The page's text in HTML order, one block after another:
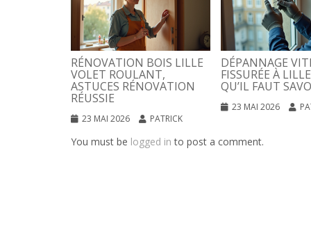
RÉNOVATION BOIS LILLE
VOLET ROULANT,
ASTUCES RÉNOVATION
RÉUSSIE
23 MAI 2026 PATRICK
DÉPANNAGE
FISSURÉE À
QU’IL FAUT
23 MAI 2026
You must be logged in to post a comment.